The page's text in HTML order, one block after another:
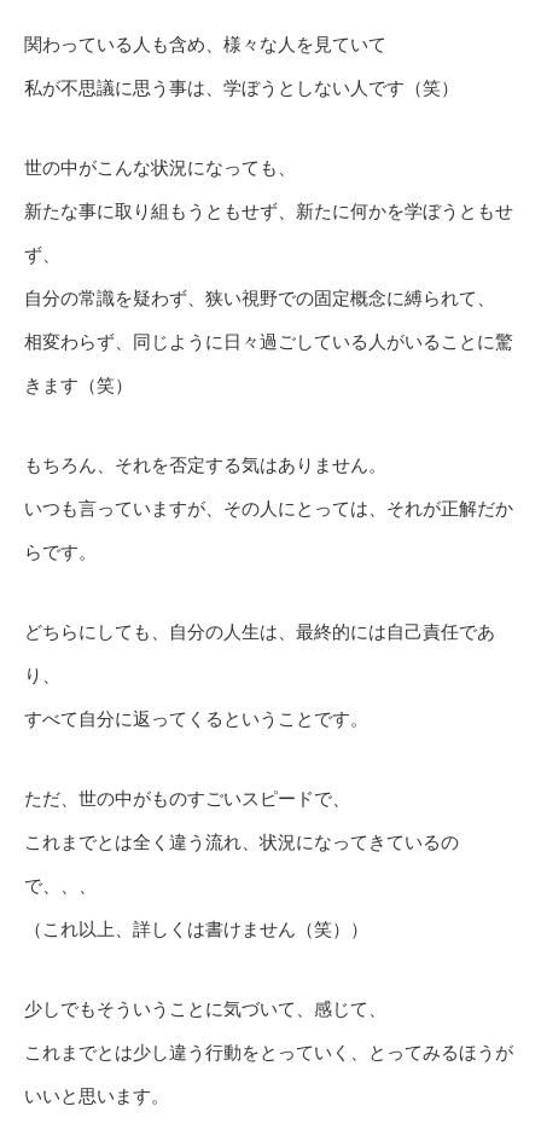
関わっている人も含め、様々な人を見ていて
私が不思議に思う事は、学ぼうとしない人です（笑）
世の中がこんな状況になっても、
新たな事に取り組もうともせず、新たに何かを学ぼうともせ
ず、
自分の常識を疑わず、狭い視野での固定概念に縛られて、
相変わらず、同じように日々過ごしている人がいることに驚
きます（笑）
もちろん、それを否定する気はありません。
いつも言っていますが、その人にとっては、それが正解だか
らです。
どちらにしても、自分の人生は、最終的には自己責任であ
り、
すべて自分に返ってくるということです。
ただ、世の中がものすごいスピードで、
これまでとは全く違う流れ、状況になってきているの
で、、、
（これ以上、詳しくは書けません（笑））
少しでもそういうことに気づいて、感じて、
これまでとは少し違う行動をとっていく、とってみるほうが
いいと思います。